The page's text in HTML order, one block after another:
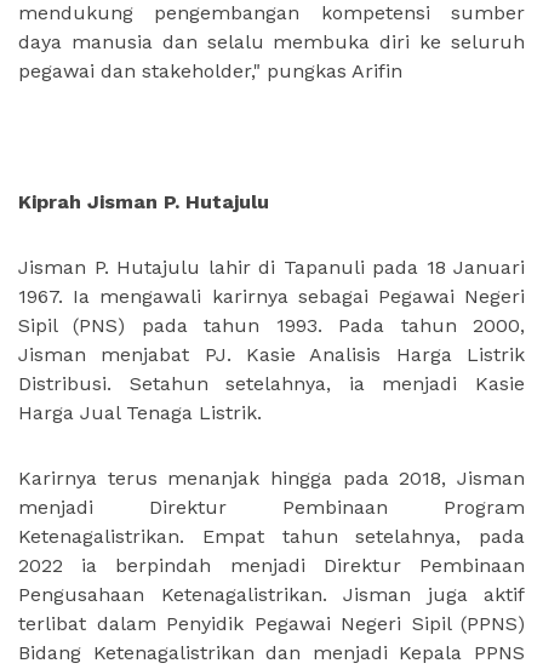
mendukung pengembangan kompetensi sumber
daya manusia dan selalu membuka diri ke seluruh
pegawai dan stakeholder," pungkas Arifin
Kiprah Jisman P. Hutajulu
Jisman P. Hutajulu lahir di Tapanuli pada 18 Januari
1967. Ia mengawali karirnya sebagai Pegawai Negeri
Sipil (PNS) pada tahun 1993. Pada tahun 2000,
Jisman menjabat PJ. Kasie Analisis Harga Listrik
Distribusi. Setahun setelahnya, ia menjadi Kasie
Harga Jual Tenaga Listrik.
Karirnya terus menanjak hingga pada 2018, Jisman
menjadi Direktur Pembinaan Program
Ketenagalistrikan. Empat tahun setelahnya, pada
2022 ia berpindah menjadi Direktur Pembinaan
Pengusahaan Ketenagalistrikan. Jisman juga aktif
terlibat dalam Penyidik Pegawai Negeri Sipil (PPNS)
Bidang Ketenagalistrikan dan menjadi Kepala PPNS